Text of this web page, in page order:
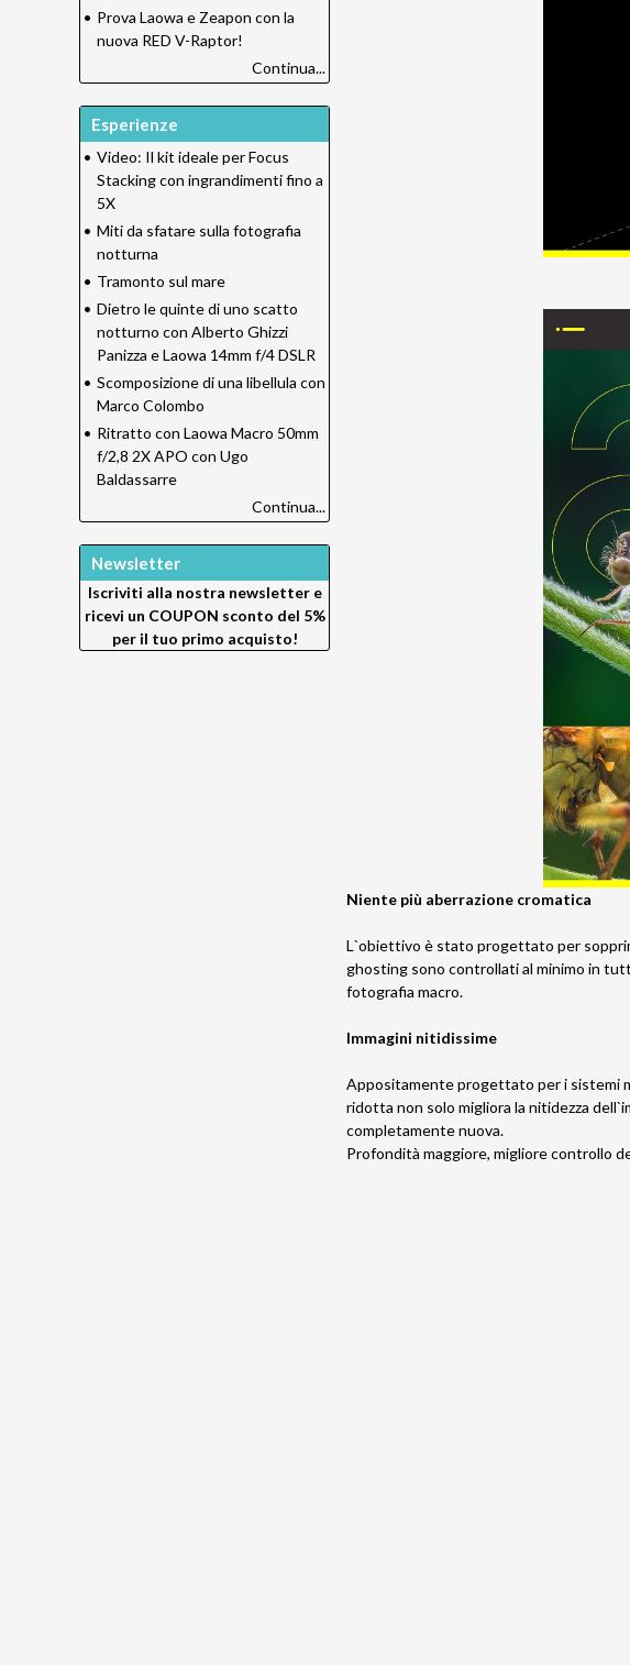
Niente più aberrazione cromatica
L`obiettivo è stato progettato per
ghosting sono controllati al minimo in
fotografia macro.
Immagini nitidissime
Appositamente progettato per i sistemi
ridotta non solo migliora la nitidezza
completamente nuova.
Profondità maggiore, migliore controllo
• Prova Laowa e Zeapon con la
nuova RED V-Raptor!
Continua...
Esperienze
• Video: Il kit ideale per Focus
Stacking con ingrandimenti fino a
5X
• Miti da sfatare sulla fotografia
notturna
• Tramonto sul mare
• Dietro le quinte di uno scatto
notturno con Alberto Ghizzi
Panizza e Laowa 14mm f/4 DSLR
• Scomposizione di una libellula con
Marco Colombo
• Ritratto con Laowa Macro 50mm
f/2,8 2X APO con Ugo
Baldassarre
Continua...
Newsletter
Iscriviti alla nostra newsletter e
ricevi un COUPON sconto del 5%
per il tuo primo acquisto!